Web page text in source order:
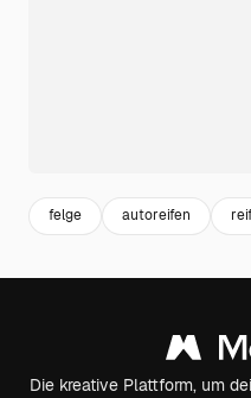
felge autoreifen
Die kreative Plattform, um